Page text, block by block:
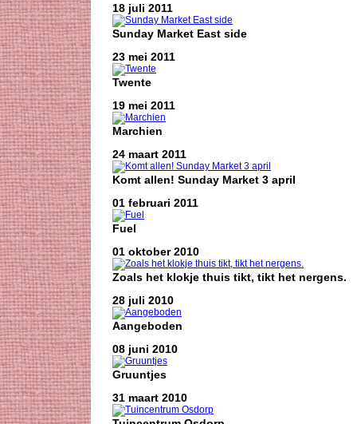
18 juli 2011
Sunday Market East side
23 mei 2011
Twente
19 mei 2011
Marchien
24 maart 2011
Komt allen! Sunday Market 3 april
01 februari 2011
Fuel
01 oktober 2010
Zoals het klokje thuis tikt, tikt het nergens.
28 juli 2010
Aangeboden
08 juni 2010
Gruuntjes
31 maart 2010